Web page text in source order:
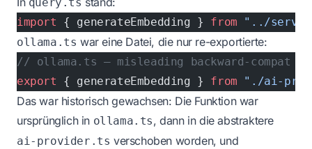
import { generateEmbedding } from "../
ollama.ts war eine Datei, die nur re-exportierte:
// ollama.ts — misleading backward-compat
export { generateEmbedding } from "./ai-
Das war historisch gewachsen: Die Funktion war
ursprünglich in ollama.ts, dann in die abstraktere
ai-provider.ts verschoben worden, und